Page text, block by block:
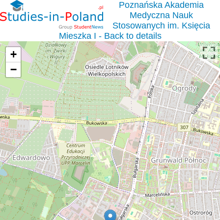
Poznańska Akademia
Medyczna Nauk
Stosowanych im. Księcia
Mieszka I - Back to details
+
−